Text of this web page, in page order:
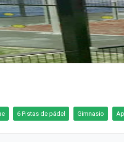
6 Pistas de pádel Gimnasio